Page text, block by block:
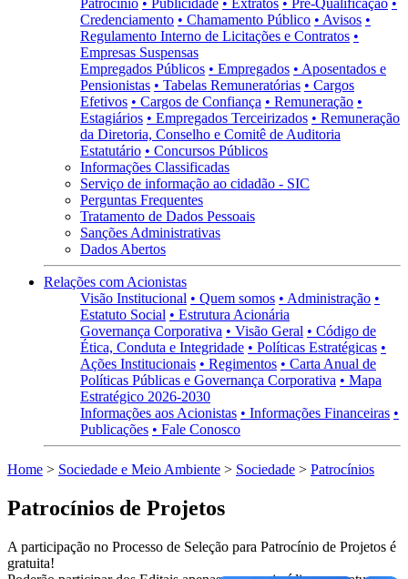
Patrocínio • Publicidade • Extratos • Pré-Qualificação •
Credenciamento • Chamamento Público • Avisos •
Regulamento Interno de Licitações e Contratos •
Empresas Suspensas
Empregados Públicos • Empregados • Aposentados e
Pensionistas • Tabelas Remuneratórias • Cargos
Efetivos • Cargos de Confiança • Remuneração •
Estagiários • Empregados Terceirizados • Remuneração
da Diretoria, Conselho e Comitê de Auditoria
Estatutário • Concursos Públicos
Informações Classificadas
Serviço de informação ao cidadão - SIC
Perguntas Frequentes
Tratamento de Dados Pessoais
Sanções Administrativas
Dados Abertos
Relações com Acionistas
Visão Institucional • Quem somos • Administração •
Estatuto Social • Estrutura Acionária
Governança Corporativa • Visão Geral • Código de
Ética, Conduta e Integridade • Políticas Estratégicas •
Ações Institucionais • Regimentos • Carta Anual de
Políticas Públicas e Governança Corporativa • Mapa
Estratégico 2026-2030
Informações aos Acionistas • Informações Financeiras •
Publicações • Fale Conosco
Home > Sociedade e Meio Ambiente > Sociedade > Patrocínios
Patrocínios de Projetos
A participação no Processo de Seleção para Patrocínio de Projetos é
gratuita!